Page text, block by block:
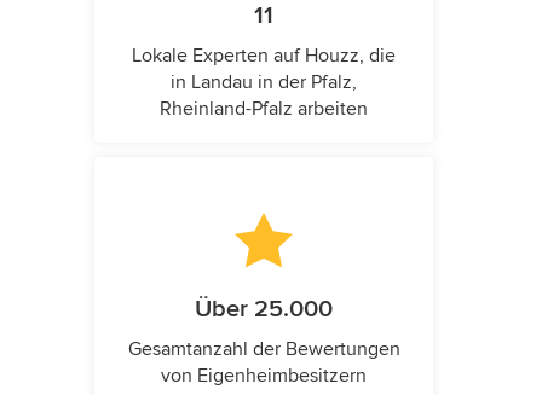
11
Lokale Experten auf Houzz, die
in Landau in der Pfalz,
Rheinland-Pfalz arbeiten
Über 25.000
Gesamtanzahl der Bewertungen
von Eigenheimbesitzern